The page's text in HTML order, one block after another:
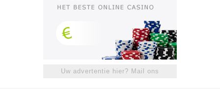
Uw advertentie hier? Mail ons